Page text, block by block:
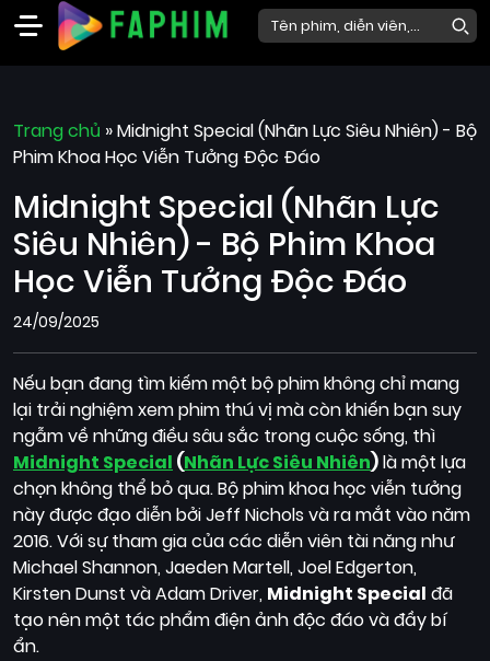
Phim
Mới
Phim
Lẻ
Phim
Bộ
Rạp
Thể
loại
Quốc
Gia
Blog
Bộ
sưu
Trang chủ »Midnight Special (Nhãn Lực Siêu Nhiên) - Bộ
Phim Khoa Học Viễn Tưởng Độc Đáo
Midnight Special (Nhãn Lực
Siêu Nhiên) - Bộ Phim Khoa
Học Viễn Tưởng Độc Đáo
24/09/2025
Nếu bạn đang tìm kiếm một bộ phim không chỉ mang
lại trải nghiệm xem phim thú vị mà còn khiến bạn suy
ngẫm về những điều sâu sắc trong cuộc sống, thì
Midnight Special (Nhãn Lực Siêu Nhiên)là một lựa
chọn không thể bỏ qua. Bộ phim khoa học viễn tưởng
này được đạo diễn bởi Jeff Nichols và ra mắt vào năm
2016. Với sự tham gia của các diễn viên tài năng như
Michael Shannon, Jaeden Martell, Joel Edgerton,
Kirsten Dunst và Adam Driver, Midnight Special đã
tạo nên một tác phẩm điện ảnh độc đáo và đầy bí
ẩn.